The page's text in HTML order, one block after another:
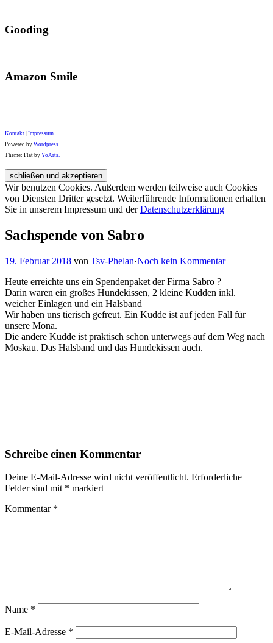
Gooding
Amazon Smile
Kontakt Impressum
Powered by Wordpress
Theme: Flat by YoArts.
Wir benutzen Cookies. Außerdem werden teilweise auch Cookies
von Diensten Dritter gesetzt. Weiterführende Informationen erhalten
Sie in unserem Impressum und derDatenschutzerklärung
Sachspende von Sabro
19. Februar 2018 von Tsv-Phelan·Noch kein Kommentar
Heute erreichte uns ein Spendenpaket der Firma Sabro ?
Darin waren ein großes Hundekissen, 2 kleine Kudden inkl.
weicher Einlagen und ein Halsband
Wir haben uns tierisch gefreut. Ein Kudde ist auf jeden Fall für
unsere Mona.
Die andere Kudde ist praktisch schon unterwegs auf dem Weg nach
Moskau. Das Halsband und das Hundekissen auch.
Schreibe einen Kommentar
Deine E-Mail-Adresse wird nicht veröffentlicht. Erforderliche
Felder sind mit * markiert
Kommentar *
Name *
E-Mail-Adresse *